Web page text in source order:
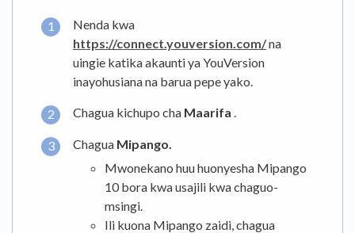
Nenda kwa
https://connect.youversion.com/na
uingie katika akaunti ya YouVersion
inayohusiana na barua pepe yako.
Chagua kichupo cha Maarifa .
Chagua Mipango.
Mwonekano huu huonyesha Mipango
10 bora kwa usajili kwa chaguo-
msingi.
Ili kuona Mipango zaidi, chagua